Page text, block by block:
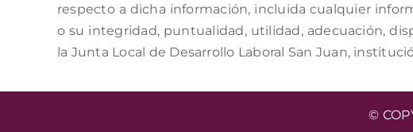
respecto a dicha información, incluida cualquier
o su integridad, puntualidad, utilidad, adecuación,
la Junta Local de Desarrollo Laboral San Juan,
©